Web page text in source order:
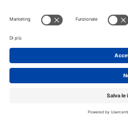
Oggi la vacanza
un’esperienza
vivere, ricca di
serenità in ogni
President Southern